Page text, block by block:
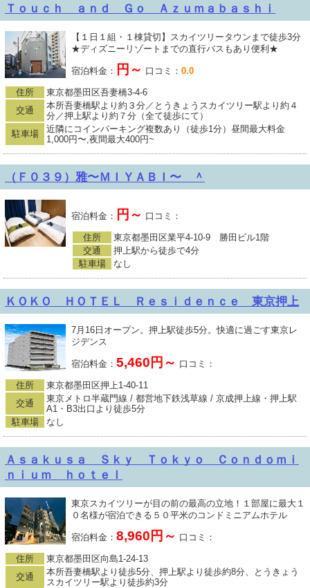
Ｔｏｕｃｈ ａｎｄ Ｇｏ Ａｚｕｍａｂａｓｈｉ
【１日１組・１棟貸切】スカイツリータウンまで徒歩3分
★ディズニーリゾートまでの直行バスもあり便利★
宿泊料金： 円～ 口コミ： 0.0
住所
東京都墨田区吾妻橋3-4-6
交通
本所吾妻橋駅より約３分／とうきょうスカイツリー駅より約４
分／押上駅より約７分（全て徒歩にて）
駐車場
近隣にコインパーキング複数あり（徒歩1分）昼間最大料金
1,000円〜,夜間最大400円~
（Ｆ０３９）雅〜ＭＩＹＡＢＩ〜 ＾
宿泊料金： 円～ 口コミ：
住所
東京都墨田区業平4-10-9 勝田ビル1階
交通
押上駅から徒歩で4分
駐車場
なし
ＫＯＫＯ ＨＯＴＥＬ Ｒｅｓｉｄｅｎｃｅ 東京押上
7月16日オープン。押上駅徒歩5分。快適に過ごす東京レ
ジデンス
宿泊料金： 5,460円～ 口コミ：
住所
東京都墨田区押上1-40-11
交通
東京メトロ半蔵門線 / 都営地下鉄浅草線 / 京成押上線・押上駅
A1・B3出口より徒歩5分
駐車場
なし
Ａｓａｋｕｓａ Ｓｋｙ Ｔｏｋｙｏ Ｃｏｎｄｏｍｉ
ｎｉｕｍ ｈｏｔｅｌ
東京スカイツリーが目の前の最高の立地！１部屋に最大１
０名様が宿泊できる５０平米のコンドミニアムホテル
宿泊料金： 8,960円～ 口コミ：
住所
東京都墨田区向島1-24-13
交通
本所吾妻橋駅より徒歩5分、押上駅より徒歩約8分、とうきょう
スカイツリー駅より徒歩約3分